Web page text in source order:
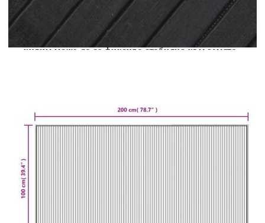
похвали с добра дишаемост и слаба миризма.
Тези качества правят бамбуковите килими
издръжливи, водоустойчиви и
дълготрайни.Противоплъзгаща основа: Този
килим може да се фиксира стабилно към земята
съхранение и транспортиране.Неутрални
тонове: Неутралните му тонове ще се съчетаят
продукт и може да покаже несъвършенства.Тъй
като това е естествен продукт, ширината на
бамбуковата летва може да варира с +/- 1 mm и
малките разлики са често срещани.